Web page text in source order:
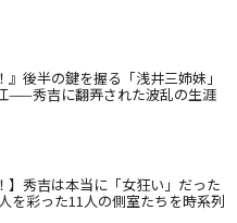
』後半の鍵を握る「浅井三姉妹」
——秀吉に翻弄された波乱の生涯
】秀吉は本当に「女狂い」だった
を彩った11人の側室たちを時系列